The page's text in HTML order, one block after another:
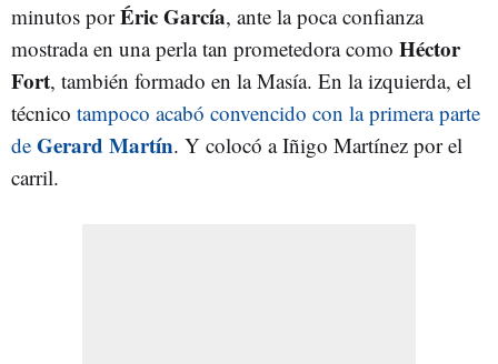
minutos porÉric García, ante la poca confianza
mostrada en una perla tan prometedora como Héctor
Fort, también formado en la Masía. En la izquierda, el
técnico tampoco acabó convencido con la primera parte
de Gerard Martín. Y colocó a Iñigo Martínez por el
carril.